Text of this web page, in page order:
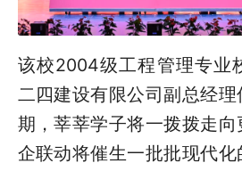
该校2004级工程管理专业
二四建设有限公司副总经理
期，莘莘学子将一拨拨走
企联动将催生一批批现代